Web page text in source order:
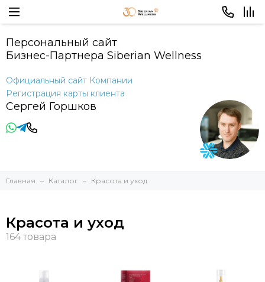
Персональный сайт
Бизнес-Партнера Siberian Wellness
Официальный сайт Компании
Регистрация карты клиента
Сергей Горшков
Главная Каталог Красота и уход
Красота и уход